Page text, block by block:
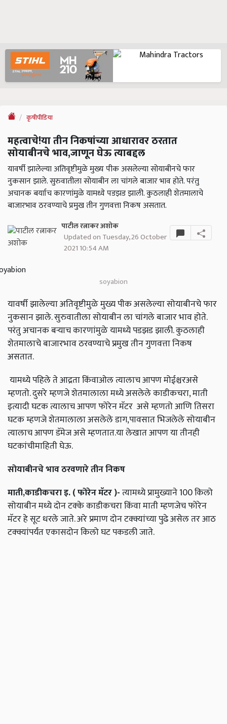
कृषीपीडिया
महत्वाचे!या तीन निकषांच्या आधारावर ठरतात
सोयाबीनचे भाव,जाणून घेऊ त्याबद्दल
यावर्षी झालेल्या अतिवृष्टीमुळे मुख्य पीक असलेल्या सोयाबीनचे फार
नुकसान झाले. सुरुवातीला सोयाबीन ला चांगले बाजार भाव होते. परंतु
अचानक बर्यााच कारणांमुळे यामध्ये पडझड झाली. कुठलाही शेतमालाचे
बाजारभाव ठरवण्याचे प्रमुख तीन गुणवत्ता निकष असतात.
पाटील रत्नाकर अशोक
Updated on Tuesday, 26 October
2021 10:54 AM
soyabion
यावर्षी झालेल्या अतिवृष्टीमुळे मुख्य पीक असलेल्या सोयाबीनचे फार
नुकसान झाले. सुरुवातीला सोयाबीन ला चांगले बाजार भाव होते.
परंतु अचानक बर्‍याच कारणांमुळे यामध्ये पडझड झाली. कुठलाही
शेतमालाचे बाजारभाव ठरवण्याचे प्रमुख तीन गुणवत्ता निकष
असतात.
यामध्ये पहिले ते आद्रता किंवाओल त्यालाच आपण मोईश्चरअसे
म्हणतो. दुसरे म्हणजे शेतमालाला मध्ये असलेले काडीकचरा, माती
इत्यादी घटक त्यालाच आपण फोरेन मॅटर असे म्हणतो आणि तिसरा
घटक म्हणजे शेतमालाला असलेले डाग,पावसात भिजलेले सोयाबीन
त्यालाच आपण डॅमेज असे म्हणतात.या लेखात आपण या तीनही
घटकांचीमाहिती घेऊ.
सोयाबीनचे भाव ठरवणारे तीन निकष
माती,काडीकचरा इ. ( फोरेन मॅटर )-त्यामध्ये प्रामुख्याने 100 किलो
सोयाबीन मध्ये दोन टक्के काडीकचरा किंवा माती म्हणजेच फोरेन
मॅटर हे सूट धरले जाते. अरे प्रमाण दोन टक्क्यांच्या पुढे असेल तर आठ
टक्क्यांपर्यंत एकासदोन किलो घट पकडली जाते.